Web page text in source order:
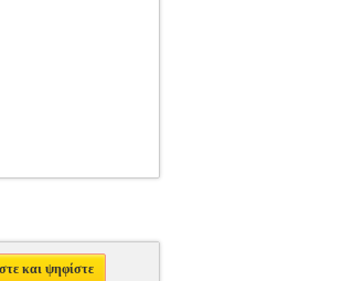
και ψηφίστε